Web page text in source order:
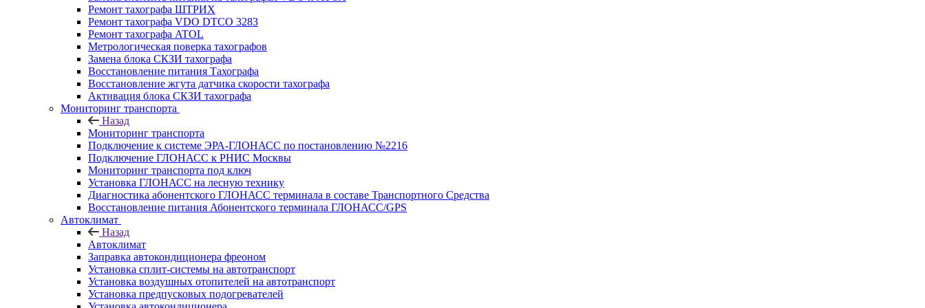
Ремонт тахографа ШТРИХ
Ремонт тахографа VDO DTCO 3283
Ремонт тахографа ATOL
Метрологическая поверка тахографов
Замена блока СКЗИ тахографа
Восстановление питания Тахографа
Восстановление жгута датчика скорости тахографа
Активация блока СКЗИ тахографа
Мониторинг транспорта
Назад
Мониторинг транспорта
Подключение к системе ЭРА-ГЛОНАСС по постановлению №2216
Подключение ГЛОНАСС к РНИС Москвы
Мониторинг транспорта под ключ
Установка ГЛОНАСС на лесную технику
Диагностика абонентского ГЛОНАСС терминала в составе Транспортного Средства
Восстановление питания Абонентского терминала ГЛОНАСС/GPS
Автоклимат
Назад
Автоклимат
Заправка автокондиционера фреоном
Установка сплит-системы на автотранспорт
Установка воздушных отопителей на автотранспорт
Установка предпусковых подогревателей